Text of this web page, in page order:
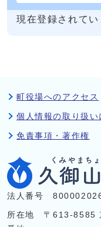
現在登録されてい
町役場へのアクセス
個人情報の取り扱い
免責事項・著作権
法人番号
所在地 〒613-8585